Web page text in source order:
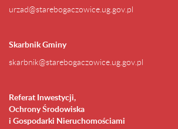
urzad@starebogaczowice.ug.gov.pl
Skarbnik Gminy
skarbnik@starebogaczowice.ug.gov.pl
Referat Inwestycji,
Ochrony Środowiska
i Gospodarki Nieruchomościami